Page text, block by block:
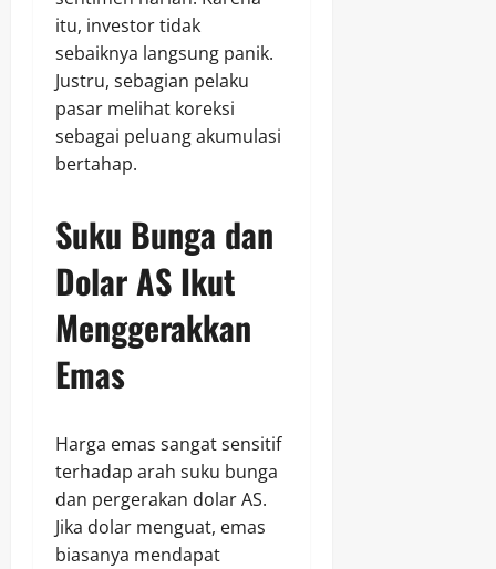
itu, investor tidak
sebaiknya langsung panik.
Justru, sebagian pelaku
pasar melihat koreksi
sebagai peluang akumulasi
bertahap.
Suku Bunga dan
Dolar AS Ikut
Menggerakkan
Emas
Harga emas sangat sensitif
terhadap arah suku bunga
dan pergerakan dolar AS.
Jika dolar menguat, emas
biasanya mendapat